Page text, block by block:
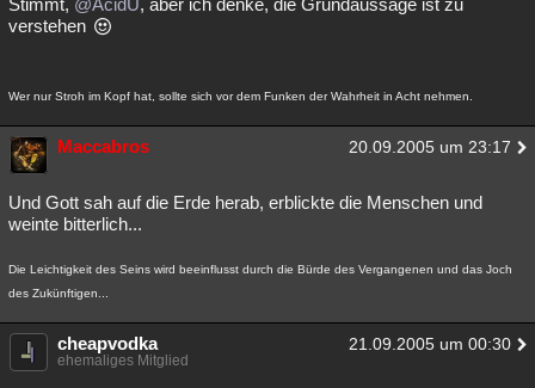
Stimmt, @AcidU, aber ich denke, die Grundaussage ist zu
verstehen
Wer nur Stroh im Kopf hat, sollte sich vor dem Funken der Wahrheit in Acht nehmen.
Maccabros 20.09.2005 um 23:17
Und Gott sah auf die Erde herab, erblickte die Menschen und
weinte bitterlich...
Die Leichtigkeit des Seins wird beeinflusst durch die Bürde des Vergangenen und das Joch
des Zukünftigen...
cheapvodka 21.09.2005 um 00:30
ehemaliges Mitglied